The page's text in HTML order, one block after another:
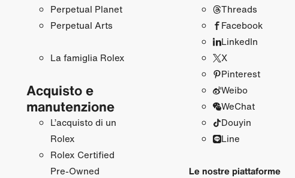
Perpetual Planet
Perpetual Arts
La famiglia Rolex
Acquisto e
manutenzione
L’acquisto di un
Rolex
Rolex Certified
Pre‑Owned
Threads
Facebook
LinkedIn
X
Pinterest
Weibo
WeChat
Douyin
Line
Le nostre piattaforme